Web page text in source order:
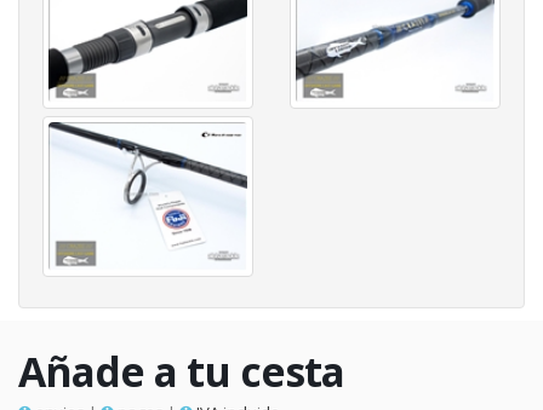
Añade a tu cesta